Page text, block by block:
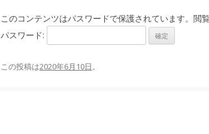
このコンテンツはパスワードで保護されています。閲
パスワード:
この投稿は2020年6月10日。